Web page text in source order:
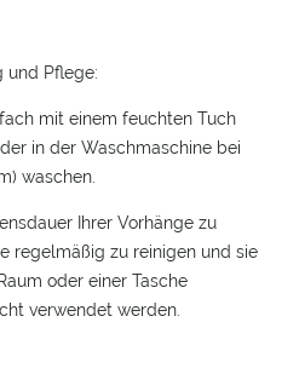
und Pflege:
mit einem feuchten Tuch
in der Waschmaschine bei
waschen.
Ihrer Vorhänge zu
regelmäßig zu reinigen und sie
oder einer Tasche
verwendet werden.